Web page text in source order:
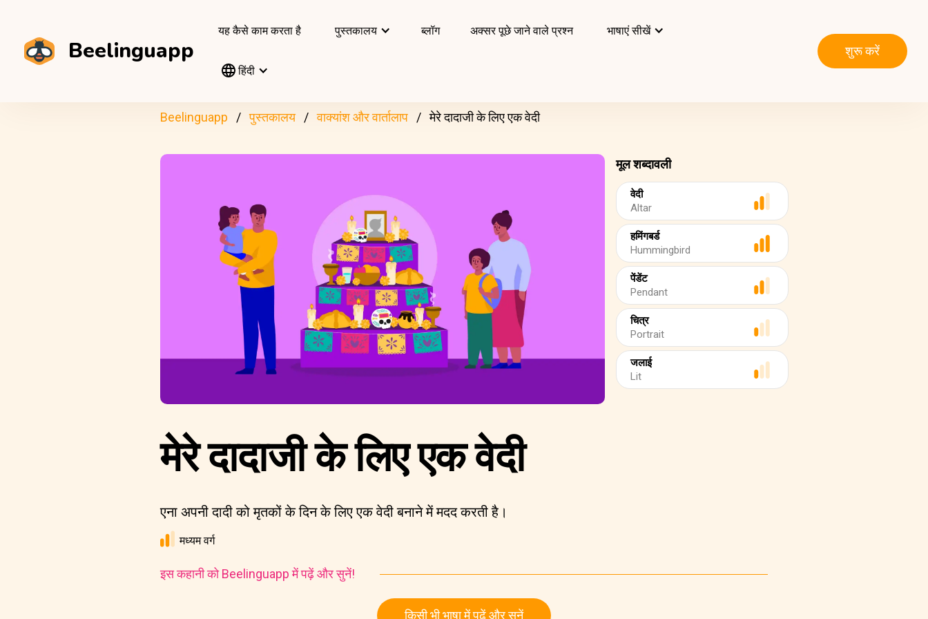
Beelinguapp
यह कैसे काम करता है पुस्तकालय ब्लॉग अक्सर पूछे जाने वाले प्रश्न भाषाएं सीखें
हिंदी
शुरू करें
Beelinguapp पुस्तकालय वाक्यांश और वार्तालाप मेरे दादाजी के लिए एक वेदी
मूल शब्दावली
वेदी
Altar
हमिंगबर्ड
Hummingbird
पेंडेंट
Pendant
चित्र
Portrait
जलाई
Lit
मेरे दादाजी के लिए एक वेदी
एना अपनी दादी को मृतकों के दिन के लिए एक वेदी बनाने में मदद करती है।
मध्यम वर्ग
इस कहानी को Beelinguapp में पढ़ें और सुनें!
किसी भी भाषा में पढ़ें और सुनें